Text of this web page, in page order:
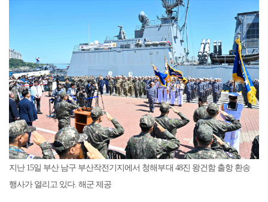
지난 15일 부산 남구 부산작전기지에서 청해부대 48진 왕건함 출항 환송
행사가 열리고 있다. 해군 제공